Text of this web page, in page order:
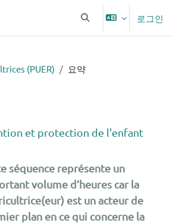
검색 입력 전환 로그인
(PUER) 요약
et protection de l'enfant
séquence représente un
volume d’heures car la
est un acteur de
plan en ce qui concerne la